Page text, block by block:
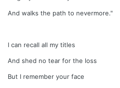
And walks the path to nevermore."
I can recall all my titles
And shed no tear for the loss
But I remember your face